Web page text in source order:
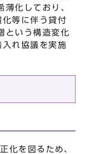
化しており、
等に伴う貸付
という構造変化
れ協議を実施
化を図るため、